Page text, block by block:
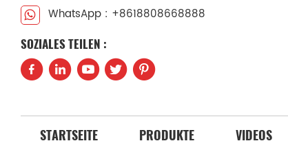
WhatsApp : +8618808668888
SOZIALES TEILEN :
STARTSEITE PRODUKTE VIDEOS